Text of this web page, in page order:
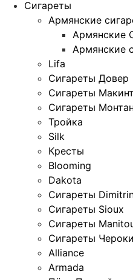
Сигареты
Армянские
Армянские
Армянские
Lifa
Сигареты Довер
Сигареты
Сигареты
Тройка
Silk
Кресты
Blooming
Dakota
Сигареты
Сигареты Sioux
Сигареты
Сигареты
Alliance
Armada